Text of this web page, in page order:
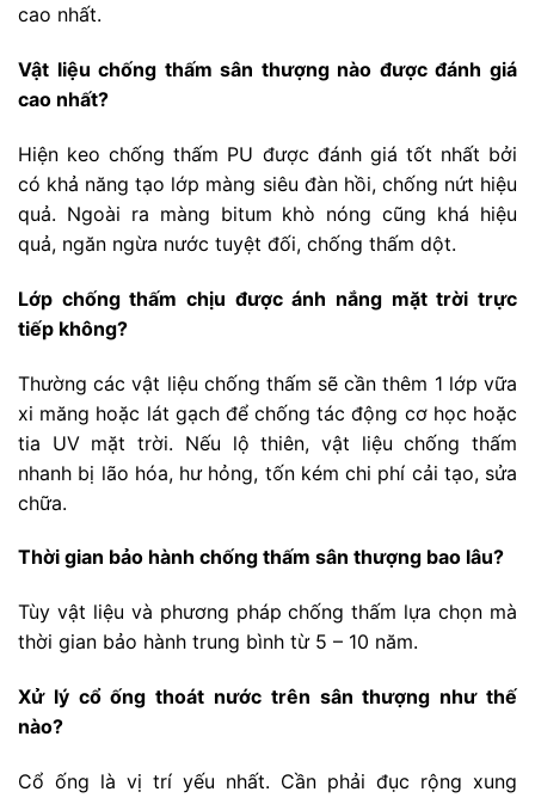
cao nhất.
Vật liệu chống thấm sân thượng nào được đánh giá
cao nhất?
Hiện keo chống thấm PU được đánh giá tốt nhất bởi
có khả năng tạo lớp màng siêu đàn hồi, chống nứt hiệu
quả. Ngoài ra màng bitum khò nóng cũng khá hiệu
quả, ngăn ngừa nước tuyệt đối, chống thấm dột.
Lớp chống thấm chịu được ánh nắng mặt trời trực
tiếp không?
Thường các vật liệu chống thấm sẽ cần thêm 1 lớp vữa
xi măng hoặc lát gạch để chống tác động cơ học hoặc
tia UV mặt trời. Nếu lộ thiên, vật liệu chống thấm
nhanh bị lão hóa, hư hỏng, tốn kém chi phí cải tạo, sửa
chữa.
Thời gian bảo hành chống thấm sân thượng bao lâu?
Tùy vật liệu và phương pháp chống thấm lựa chọn mà
thời gian bảo hành trung bình từ 5 – 10 năm.
Xử lý cổ ống thoát nước trên sân thượng như thế
nào?
Cổ ống là vị trí yếu nhất. Cần phải đục rộng xung